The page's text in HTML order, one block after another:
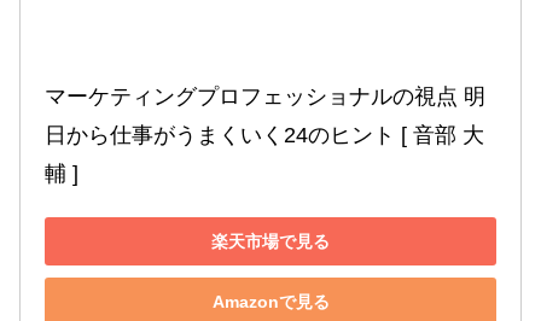
マーケティングプロフェッショナルの視点 明
日から仕事がうまくいく24のヒント [ 音部 大
輔 ]
楽天市場で見る
Amazonで見る